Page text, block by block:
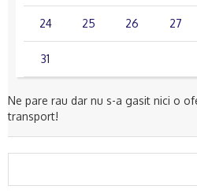
24 25 26 27
31
Ne pare rau dar nu s-a gasit nici o
transport!